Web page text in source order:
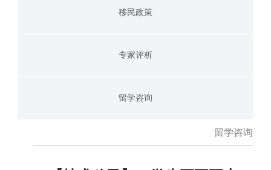
移民政策
专家评析
留学咨询
留学咨询